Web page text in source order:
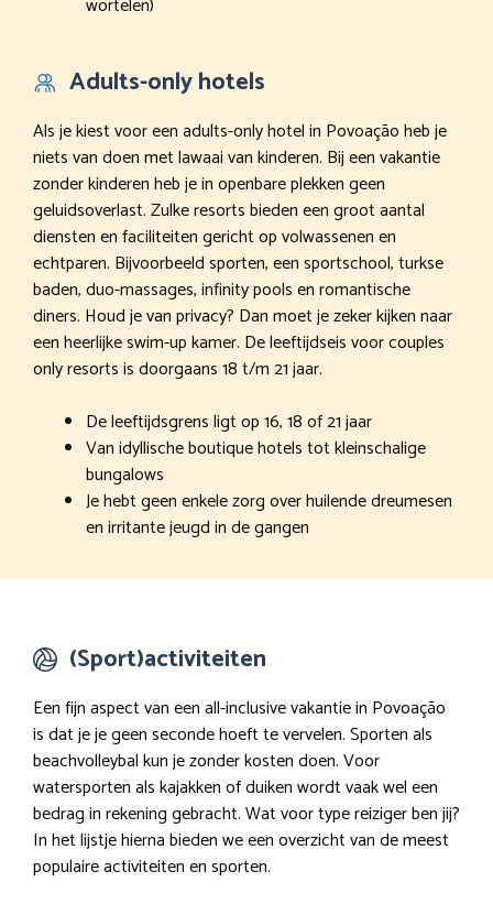
wortelen)
Adults-only hotels
Als je kiest voor een adults-only hotel in Povoação heb je
niets van doen met lawaai van kinderen. Bij een vakantie
zonder kinderen heb je in openbare plekken geen
geluidsoverlast. Zulke resorts bieden een groot aantal
diensten en faciliteiten gericht op volwassenen en
echtparen. Bijvoorbeeld sporten, een sportschool, turkse
baden, duo-massages, infinity pools en romantische
diners. Houd je van privacy? Dan moet je zeker kijken naar
een heerlijke swim-up kamer. De leeftijdseis voor couples
only resorts is doorgaans 18 t/m 21 jaar.
De leeftijdsgrens ligt op 16, 18 of 21 jaar
Van idyllische boutique hotels tot kleinschalige
bungalows
Je hebt geen enkele zorg over huilende dreumesen
en irritante jeugd in de gangen
(Sport)activiteiten
Een fijn aspect van een all-inclusive vakantie in Povoação
is dat je je geen seconde hoeft te vervelen. Sporten als
beachvolleybal kun je zonder kosten doen. Voor
watersporten als kajakken of duiken wordt vaak wel een
bedrag in rekening gebracht. Wat voor type reiziger ben jij?
In het lijstje hierna bieden we een overzicht van de meest
populaire activiteiten en sporten.